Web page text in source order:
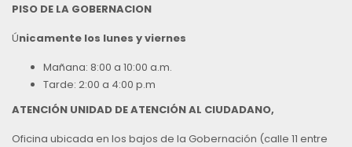
PISO DE LA GOBERNACION
Únicamente los lunes y viernes
Mañana: 8:00 a 10:00 a.m.
Tarde: 2:00 a 4:00 p.m
ATENCIÓN UNIDAD DE ATENCIÓN AL CIUDADANO,
Oficina ubicada en los bajos de la Gobernación (calle 11 entre